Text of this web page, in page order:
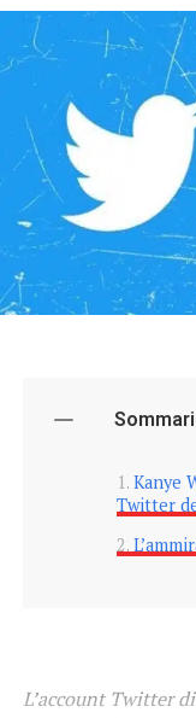
Kanye
Twitter
L’account Twitter